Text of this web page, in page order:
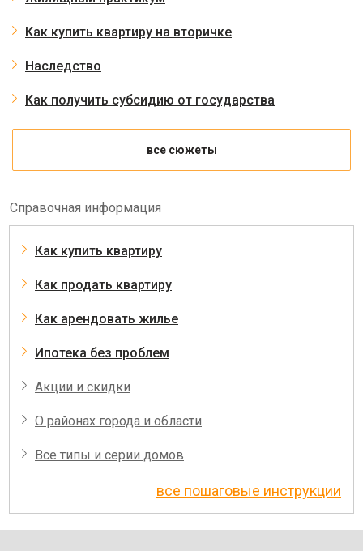
Как купить квартиру на вторичке
Наследство
Как получить субсидию от государства
все сюжеты
Справочная информация
Как купить квартиру
Как продать квартиру
Как арендовать жилье
Ипотека без проблем
Акции и скидки
О районах города и области
Все типы и серии домов
все пошаговые инструкции